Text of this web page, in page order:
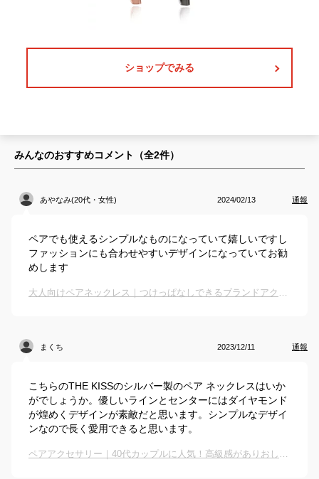
ショップでみる
みんなのおすすめコメント（全2件）
あやなみ(20代・女性) 2024/02/13 通報
ペアでも使えるシンプルなものになっていて嬉しいですし
ファッションにも合わせやすいデザインになっていてお勧
めします
大人向けペアネックレス｜つけっぱなしできるブランドアクセサリーなどのおすすめは？
まくち 2023/12/11 通報
こちらのTHE KISSのシルバー製のペア ネックレスはいか
がでしょうか。優しいラインとセンターにはダイヤモンド
が煌めくデザインが素敵だと思います。シンプルなデザイ
ンなので長く愛用できると思います。
ペアアクセサリー｜40代カップルに人気！高級感がありおしゃれなアクセのおすすめは？